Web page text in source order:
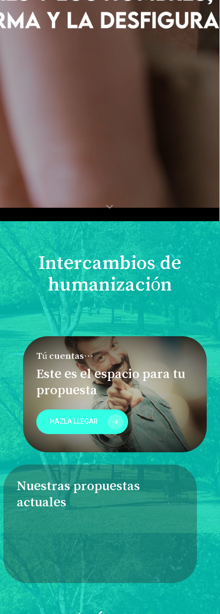
Intercambios de
humanización
Tú cuentas…
Este es el espacio para tu
propuesta
HAZLA LLEGAR
Nuestras propuestas
actuales